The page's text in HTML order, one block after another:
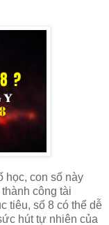
học, con số này
công tài
tiêu, số 8 có thể dễ
hút tự nhiên của